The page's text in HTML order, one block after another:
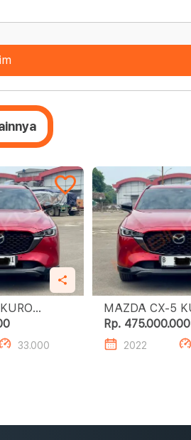
33.000
MAZDA CX-5 KURO
EDITION
Rp. 475.000.000
2022